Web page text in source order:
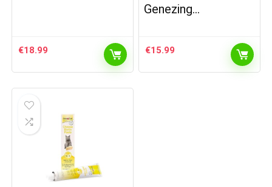
€18.99
Genezing…
€15.99